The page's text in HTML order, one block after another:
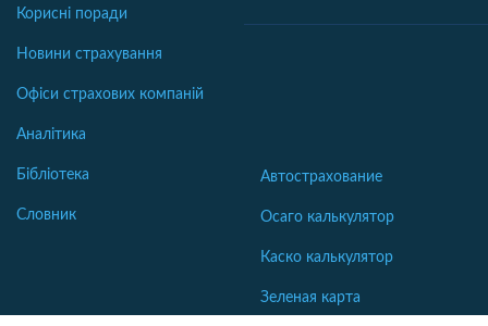
Корисні поради
Новини страхування
Офіси страхових компаній
Аналітика
Бібліотека
Словник
Автострахование
Осаго калькулятор
Каско калькулятор
Зеленая карта